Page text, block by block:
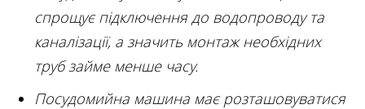
спрощує підключення до водопроводу та
каналізації, а значить монтаж необхідних
труб займе менше часу.
Посудомийна машина має розташовуватися